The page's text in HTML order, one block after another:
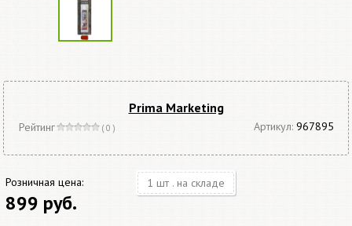
Prima Marketing
Рейтинг ( 0 ) Артикул: 967895
Розничная цена:
899 руб.
1 шт . на складе